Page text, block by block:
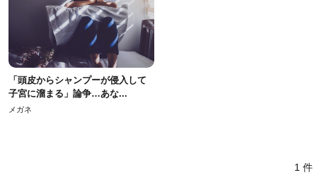
「頭皮からシャンプーが侵入して
子宮に溜まる」論争…あな...
メガネ
1 件